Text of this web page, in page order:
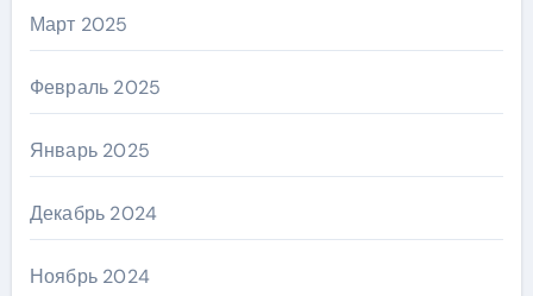
Март 2025
Февраль 2025
Январь 2025
Декабрь 2024
Ноябрь 2024